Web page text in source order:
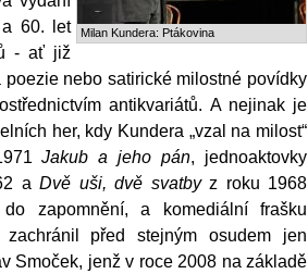
Milan Kundera: Ptákovina
60. let
- ať již
nebo satirické milostné povídky
antikvariátů. A nejinak je
her, kdy Kundera „vzal na milost“
Jakub a jeho pán, jednoaktovky
a Dvě uši, dvě svatbyz roku 1968
zapomnění, a komediální frašku
před stejným osudem jen
Smoček, jenž v roce 2008 na základě